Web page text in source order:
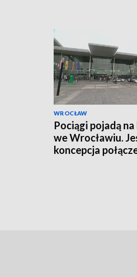
WROCŁAW
Pociągi pojadą
we Wrocławiu.
koncepcja